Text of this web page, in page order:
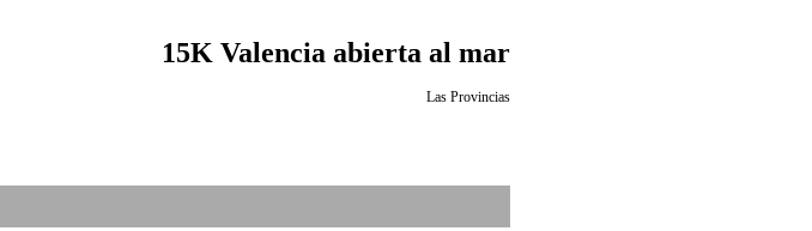
15K Valencia abierta al mar
Las Provincias